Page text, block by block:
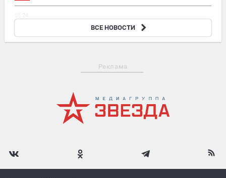
Средняя пенсия неработающих граждан превысила 35 тыс. в семи
ВСЕ НОВОСТИ
Реклама